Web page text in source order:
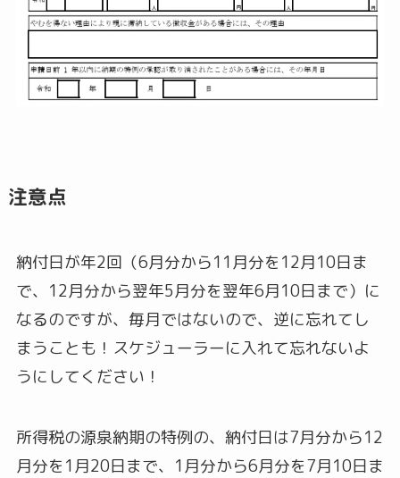
注意点
納付日が年2回（6月分から11月分を12月10日ま
で、12月分から翌年5月分を翌年6月10日まで）に
なるのですが、毎月ではないので、逆に忘れてし
まうことも！スケジューラーに入れて忘れないよ
うにしてください！
所得税の源泉納期の特例の、納付日は7月分から12
月分を1月20日まで、1月分から6月分を7月10日ま